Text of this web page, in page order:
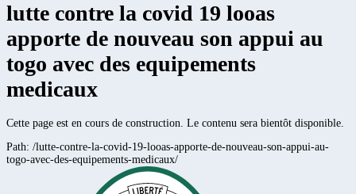
lutte contre la covid 19 looas
apporte de nouveau son appui au
togo avec des equipements
medicaux
Cette page est en cours de construction. Le contenu sera bientôt disponible.
Path: /lutte-contre-la-covid-19-looas-apporte-de-nouveau-son-appui-au-
togo-avec-des-equipements-medicaux/